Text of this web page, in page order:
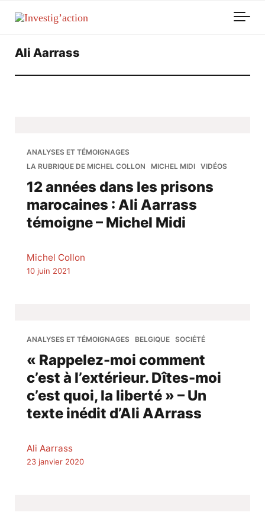
Ali Aarrass
ANALYSES ET TÉMOIGNAGES
LA RUBRIQUE DE MICHEL COLLON
MICHEL MIDI VIDÉOS
12 années dans les prisons
marocaines : Ali Aarrass
témoigne – Michel Midi
Michel Collon
10 juin 2021
ANALYSES ET TÉMOIGNAGES BELGIQUE SOCIÉTÉ
« Rappelez-moi comment
c’est à l’extérieur. Dîtes-moi
c’est quoi, la liberté » – Un
texte inédit d’Ali AArrass
Ali Aarrass
23 janvier 2020